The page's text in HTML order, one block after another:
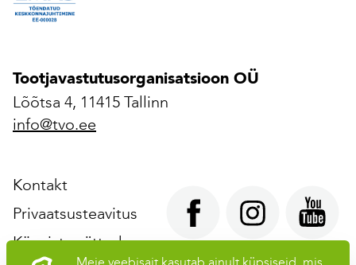
Tootjavastutusorganisatsioon OÜ
Lõõtsa 4, 11415 Tallinn
info@tvo.ee
Kontakt
Privaatsusteavitus
Küpsiste sätted